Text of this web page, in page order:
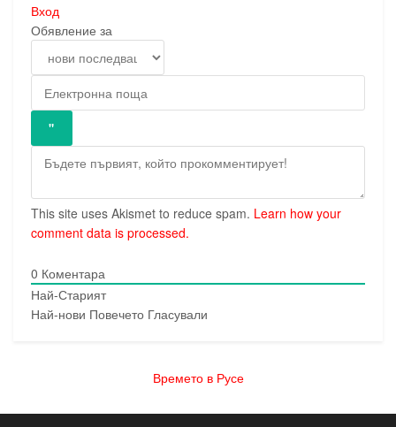
Вход
Обявление за
This site uses Akismet to reduce spam. Learn how your
comment data is processed.
0 Коментара
Най-Старият
Най-нови Повечето Гласували
Времето в Русе